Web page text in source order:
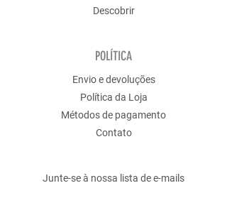
Descobrir
POLÍTICA
Envio e devoluções
Política da Loja
Métodos de pagamento
Contato
Junte-se à nossa lista de e-mails